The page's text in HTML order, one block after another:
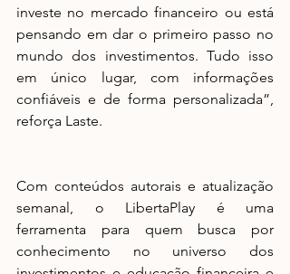
investe no mercado financeiro ou está
pensando em dar o primeiro passo no
mundo dos investimentos. Tudo isso
em único lugar, com informações
confiáveis e de forma personalizada”,
reforça Laste.
Com conteúdos autorais e atualização
semanal, o LibertaPlay é uma
ferramenta para quem busca por
conhecimento no universo dos